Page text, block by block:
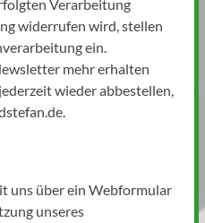
Verarbeitung
widerrufen wird, stellen
ein.
mehr erhalten
wieder abbestellen,
uns über ein Webformular
unseres